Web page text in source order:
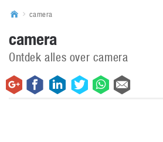
camera
camera
Ontdek alles over camera